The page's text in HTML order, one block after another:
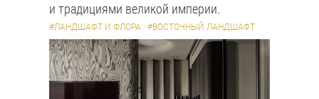
и традициями великой империи.
#ЛАНДШАФТ И ФЛОРА #ВОСТОЧНЫЙ ЛАНДШАФТ